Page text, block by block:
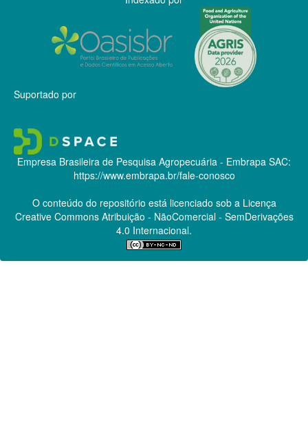
Suportado por
Empresa Brasileira de Pesquisa Agropecuária - Embrapa SAC:
https://www.embrapa.br/fale-conosco
O conteúdo do repositório está licenciado sob a Licença
Creative CommonsAtribuição - NãoComercial - SemDerivações
4.0 Internacional.